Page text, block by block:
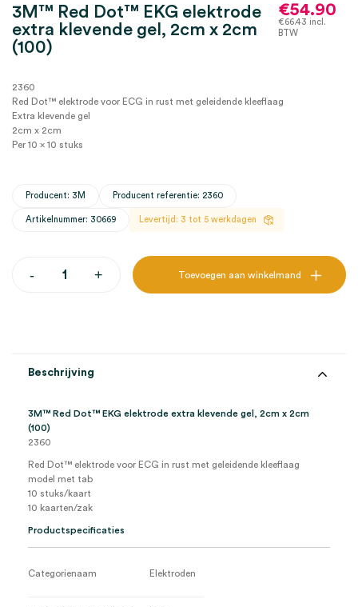
3M™ Red Dot™ EKG elektrode
extra klevende gel, 2cm x 2cm
(100)
€54.90
€66.43 incl.
BTW
2360
Red Dot™ elektrode voor ECG in rust met geleidende kleeflaag
Extra klevende gel
2cm x 2cm
Per 10 x 10 stuks
Producent: 3M Producent referentie: 2360
Artikelnummer: 30669 Levertijd: 3 tot 5 werkdagen
-
gel,
2cm
(100)
aantal
+ Toevoegen aan winkelmand
Beschrijving
3M™ Red Dot™ EKG elektrode extra klevende gel, 2cm x 2cm
(100)
2360
Red Dot™ elektrode voor ECG in rust met geleidende kleeflaag
model met tab
10 stuks/kaart
10 kaarten/zak
Productspecificaties
Categorienaam Elektroden